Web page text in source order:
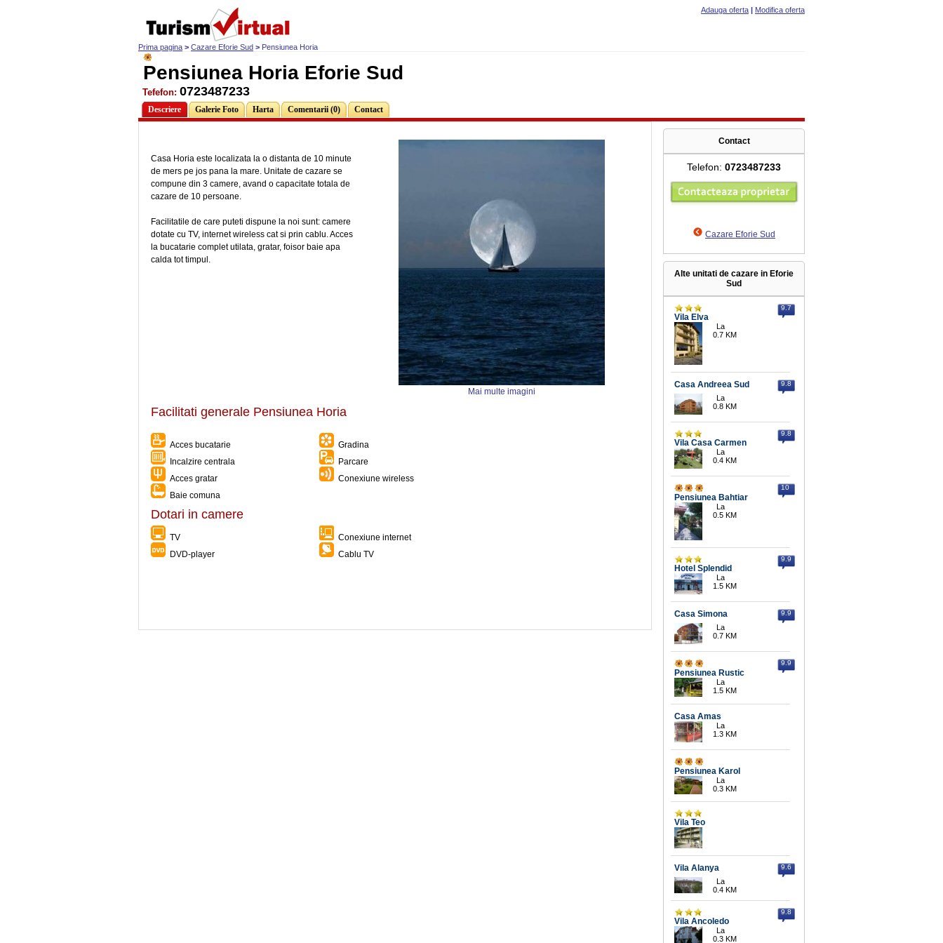
Prima pagina > Cazare Eforie Sud > Pensiunea Horia
Adauga oferta | Modifica oferta
Pensiunea Horia Eforie Sud
Tefefon: 0723487233
Descriere Galerie Foto Harta Comentarii (0) Contact
Mai multe imagini
Casa Horia este localizata la o distanta de 10 minute
de mers pe jos pana la mare. Unitate de cazare se
compune din 3 camere, avand o capacitate totala de
cazare de 10 persoane.
Facilitatile de care puteti dispune la noi sunt: camere
dotate cu TV, internet wireless cat si prin cablu. Acces
la bucatarie complet utilata, gratar, foisor baie apa
calda tot timpul.
Facilitati generale Pensiunea Horia
Acces bucatarie
Gradina
Incalzire centrala
Parcare
Acces gratar
Conexiune wireless
Baie comuna
Dotari in camere
TV
Conexiune internet
DVD-player
Cablu TV
Contact
Telefon: 0723487233
Cazare Eforie Sud
Alte unitati de cazare in Eforie
Sud
Vila Elva
9.7
La
0.7 KM
Casa Andreea Sud 9.8
La
0.8 KM
Vila Casa Carmen
9.8
La
0.4 KM
Pensiunea Bahtiar
10
La
0.5 KM
Hotel Splendid
9.9
La
1.5 KM
Casa Simona 9.9
La
0.7 KM
Pensiunea Rustic
9.9
La
1.5 KM
Casa Amas
La
1.3 KM
Pensiunea Karol
La
0.3 KM
Vila Teo
Vila Alanya 9.6
La
0.4 KM
Vila Ancoledo
9.8
La
0.3 KM